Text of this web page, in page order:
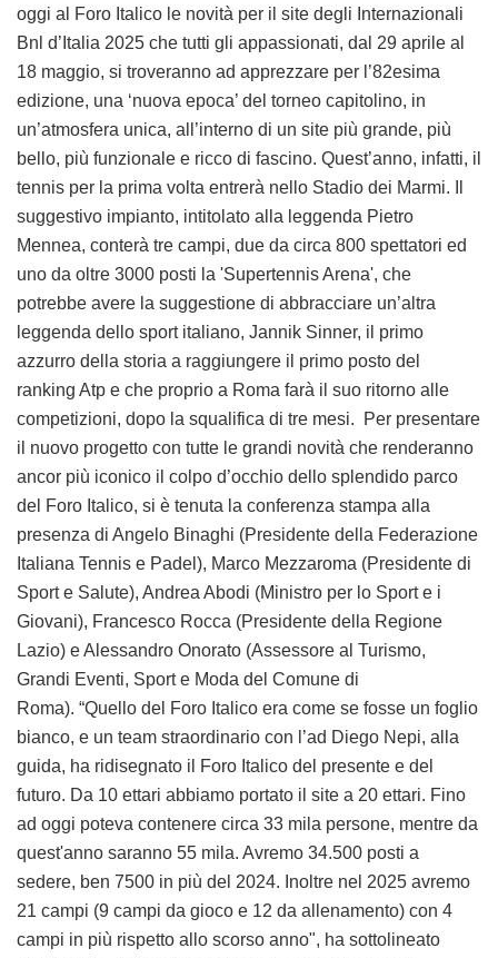
oggi al Foro Italico le novità per il site degli Internazionali
Bnl d’Italia 2025 che tutti gli appassionati, dal 29 aprile al
18 maggio, si troveranno ad apprezzare per l’82esima
edizione, una ‘nuova epoca’ del torneo capitolino, in
un’atmosfera unica, all’interno di un site più grande, più
bello, più funzionale e ricco di fascino. Quest’anno, infatti, il
tennis per la prima volta entrerà nello Stadio dei Marmi. Il
suggestivo impianto, intitolato alla leggenda Pietro
Mennea, conterà tre campi, due da circa 800 spettatori ed
uno da oltre 3000 posti la 'Supertennis Arena', che
potrebbe avere la suggestione di abbracciare un’altra
leggenda dello sport italiano, Jannik Sinner, il primo
azzurro della storia a raggiungere il primo posto del
ranking Atp e che proprio a Roma farà il suo ritorno alle
competizioni, dopo la squalifica di tre mesi. Per presentare
il nuovo progetto con tutte le grandi novità che renderanno
ancor più iconico il colpo d’occhio dello splendido parco
del Foro Italico, si è tenuta la conferenza stampa alla
presenza di Angelo Binaghi (Presidente della Federazione
Italiana Tennis e Padel), Marco Mezzaroma (Presidente di
Sport e Salute), Andrea Abodi (Ministro per lo Sport e i
Giovani), Francesco Rocca (Presidente della Regione
Lazio) e Alessandro Onorato (Assessore al Turismo,
Grandi Eventi, Sport e Moda del Comune di
Roma). “Quello del Foro Italico era come se fosse un foglio
bianco, e un team straordinario con l’ad Diego Nepi, alla
guida, ha ridisegnato il Foro Italico del presente e del
futuro. Da 10 ettari abbiamo portato il site a 20 ettari. Fino
ad oggi poteva contenere circa 33 mila persone, mentre da
quest'anno saranno 55 mila. Avremo 34.500 posti a
sedere, ben 7500 in più del 2024. Inoltre nel 2025 avremo
21 campi (9 campi da gioco e 12 da allenamento) con 4
campi in più rispetto allo scorso anno", ha sottolineato